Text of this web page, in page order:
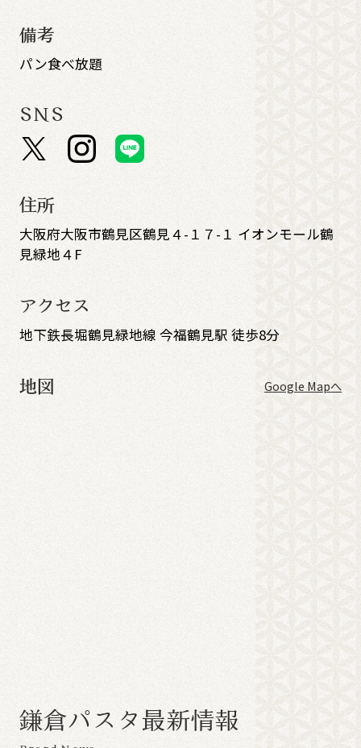
備考
パン食べ放題
SNS
住所
大阪府大阪市鶴見区鶴見４-１７-１ イオンモール鶴
見緑地４F
アクセス
地下鉄長堀鶴見緑地線 今福鶴見駅 徒歩8分
地図 Google Mapへ
鎌倉パ ス タ最新情報